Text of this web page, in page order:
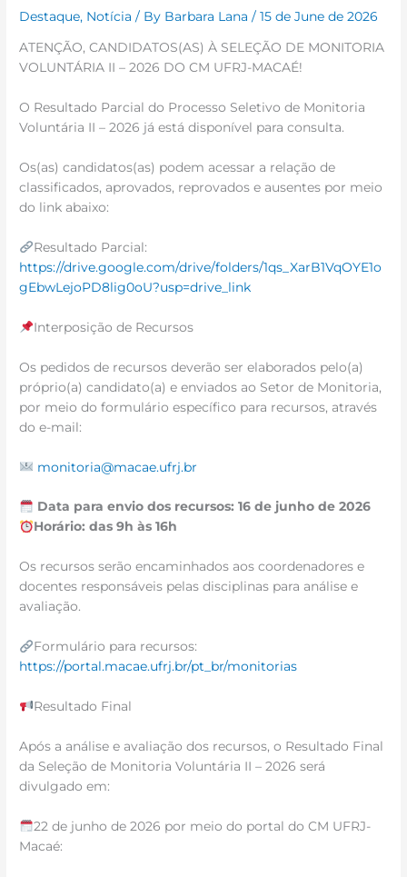
Destaque, Notícia / By Barbara Lana/15 de June de 2026
ATENÇÃO, CANDIDATOS(AS) À SELEÇÃO DE MONITORIA
VOLUNTÁRIA II – 2026 DO CM UFRJ-MACAÉ!
O Resultado Parcial do Processo Seletivo de Monitoria
Voluntária II – 2026 já está disponível para consulta.
Os(as) candidatos(as) podem acessar a relação de
classificados, aprovados, reprovados e ausentes por meio
do link abaixo:
Resultado Parcial:
https://drive.google.com/drive/folders/1qs_XarB1VqOYE1o
gEbwLejoPD8lig0oU?usp=drive_link
Interposição de Recursos
Os pedidos de recursos deverão ser elaborados pelo(a)
próprio(a) candidato(a) e enviados ao Setor de Monitoria,
por meio do formulário específico para recursos, através
do e-mail:
monitoria@macae.ufrj.br
Data para envio dos recursos: 16 de junho de 2026
Horário: das 9h às 16h
Os recursos serão encaminhados aos coordenadores e
docentes responsáveis pelas disciplinas para análise e
avaliação.
Formulário para recursos:
https://portal.macae.ufrj.br/pt_br/monitorias
Resultado Final
Após a análise e avaliação dos recursos, o Resultado Final
da Seleção de Monitoria Voluntária II – 2026 será
divulgado em:
22 de junho de 2026 por meio do portal do CM UFRJ-
Macaé: